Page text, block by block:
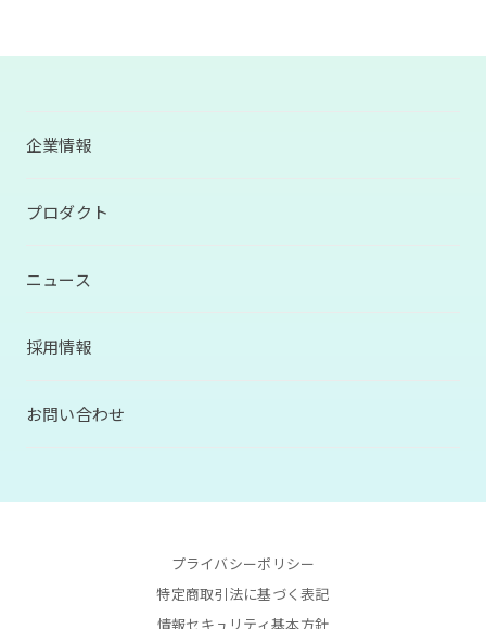
企業情報
プロダクト
ニュース
採用情報
お問い合わせ
プライバシーポリシー
特定商取引法に基づく表記
情報セキュリティ基本方針